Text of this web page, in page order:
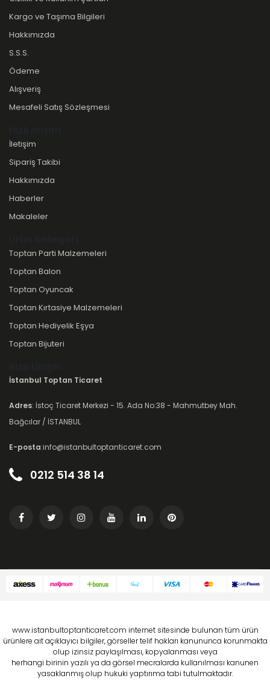
Kargo ve Taşıma Bilgileri
Hakkımızda
S.S.S.
Ödeme
Alışveriş
Mesafeli Satış Sözleşmesi
İletişim
Sipariş Takibi
Hakkımızda
Haberler
Makaleler
Toptan Parti Malzemeleri
Toptan Balon
Toptan Oyuncak
Toptan Kırtasiye Malzemeleri
Toptan Hediyelik Eşya
Toptan Bijuteri
İstanbul Toptan Ticaret
Adres: İstoç Ticaret Merkezi - 15. Ada No:38 - Mahmutbey Mah.
Bağcılar / İSTANBUL
E-posta:info@istanbultoptanticaret.com
0212 514 38 14
www.istanbultoptanticaret.com internet sitesinde bulunan tüm ürün
ürünlere ait açıklayıcı bilgiler, görseller telif hakları kanununca korunmakta
olup izinsiz paylaşılması, kopyalanması veya
herhangi birinin yazılı ya da görsel mecralarda kullanılması kanunen
yasaklanmış olup hukuki yaptırıma tabi tutulmaktadır.